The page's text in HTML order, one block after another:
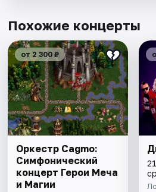
Похожие концерты
от 2 300 ₽
Оркестр Cagmo:
Симфонический
концерт Герои Меча
и Магии